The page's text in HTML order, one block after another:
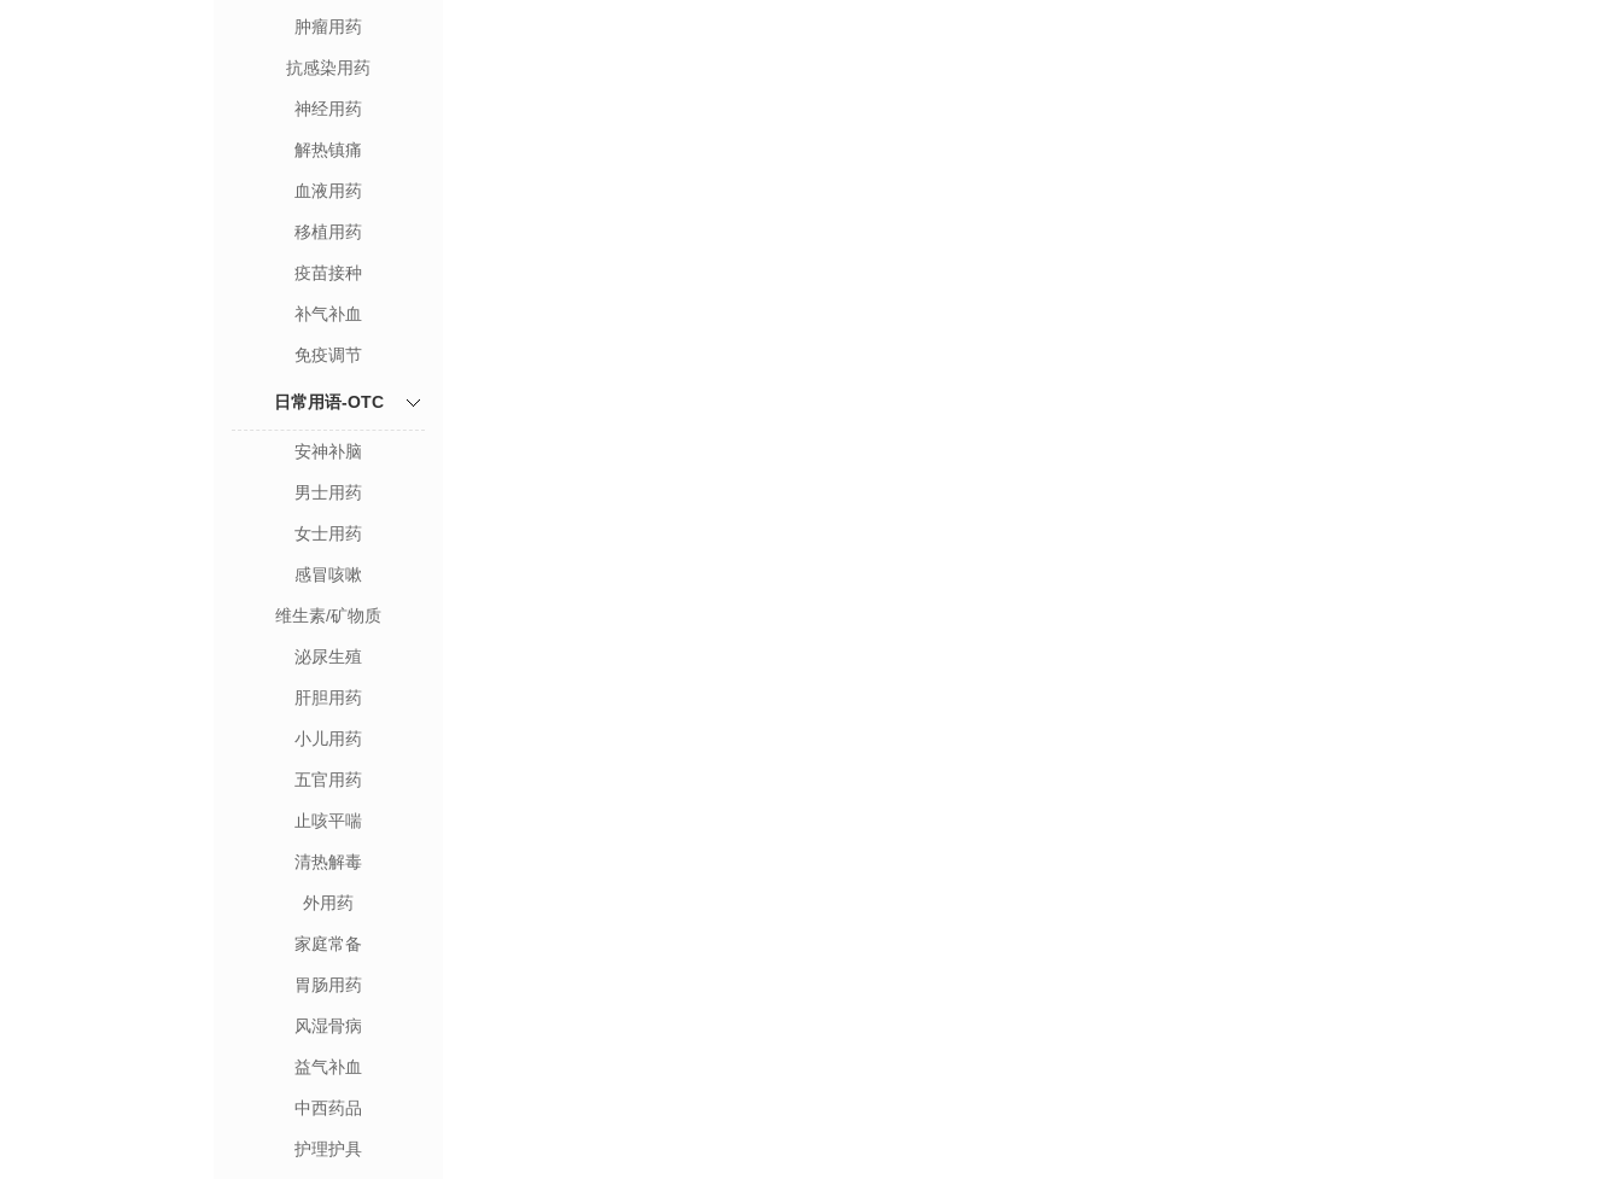
肿瘤用药
抗感染用药
神经用药
解热镇痛
血液用药
移植用药
疫苗接种
补气补血
免疫调节
日常用语-OTC
安神补脑
男士用药
女士用药
感冒咳嗽
维生素/矿物质
泌尿生殖
肝胆用药
小儿用药
五官用药
止咳平喘
清热解毒
外用药
家庭常备
胃肠用药
风湿骨病
益气补血
中西药品
护理护具